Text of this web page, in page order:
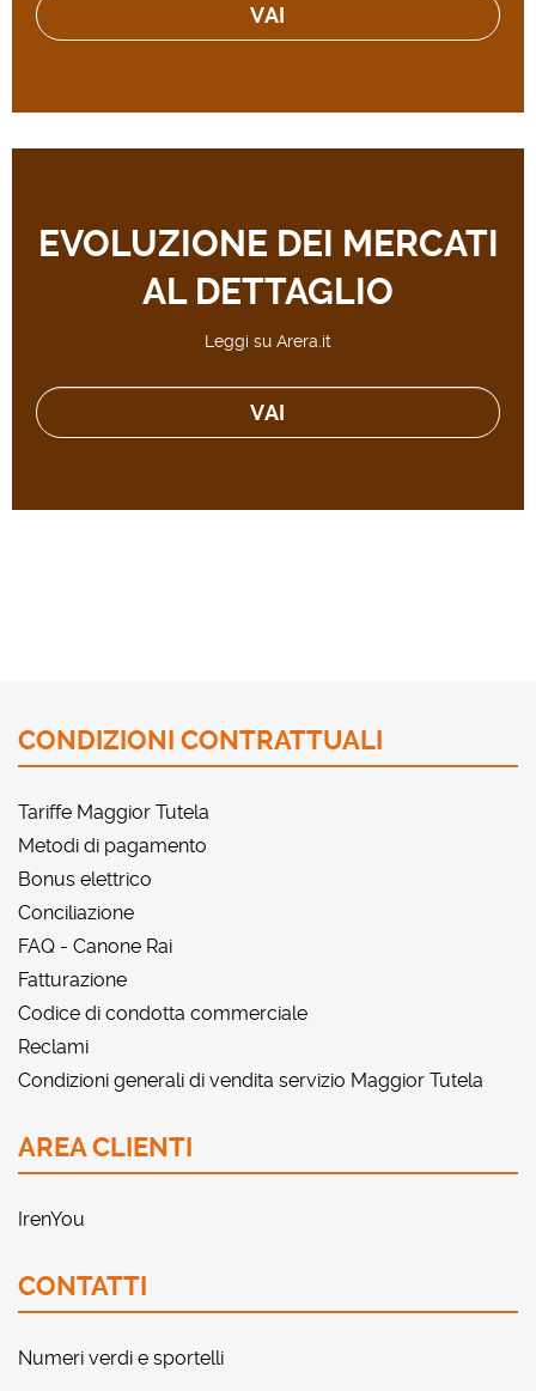
VAI
EVOLUZIONE DEI MERCATI
AL DETTAGLIO
Leggi su Arera.it
VAI
CONDIZIONI CONTRATTUALI
Tariffe Maggior Tutela
Metodi di pagamento
Bonus elettrico
Conciliazione
FAQ - Canone Rai
Fatturazione
Codice di condotta commerciale
Reclami
Condizioni generali di vendita servizio Maggior Tutela
AREA CLIENTI
IrenYou
CONTATTI
Numeri verdi e sportelli